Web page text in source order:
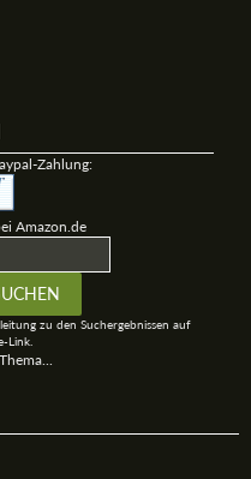
Zahlung:
Amazon.de
zu den Suchergebnissen auf
Link.